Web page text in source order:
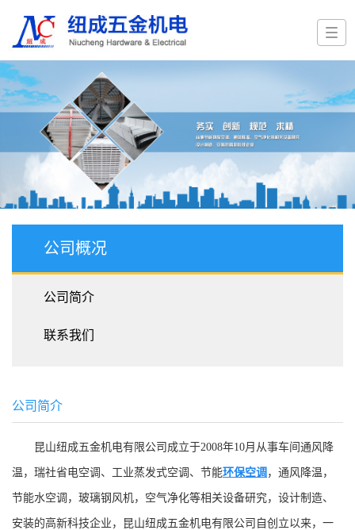
公司概况
公司简介
联系我们
公司简介
昆山纽成五金机电有限公司成立于2008年10月 从事车间通风降
温，瑞社省电空调、工业蒸发式空调、节能环保空调 ，通风降温，
节能水空调，玻璃钢风机，空气净化等相关设备研究，设计制造、
安装的高新科技企业，昆山纽成五金机电有限公司自创立以来，一